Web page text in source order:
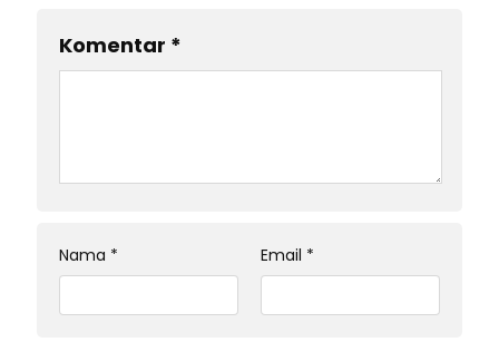
Komentar *
Nama * Email *